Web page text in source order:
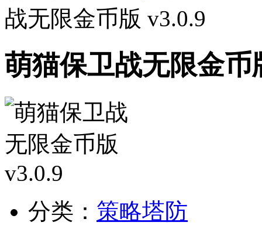
战无限金币版 v3.0.9
萌猫保卫战无限金币
分类： 策略塔防